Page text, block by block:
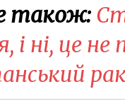
також:
і ні, це